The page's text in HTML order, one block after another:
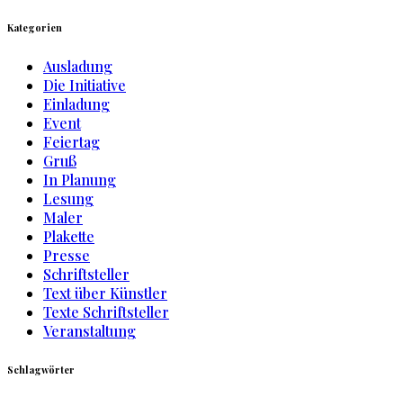
Kategorien
Ausladung
Die Initiative
Einladung
Event
Feiertag
Gruß
In Planung
Lesung
Maler
Plakette
Presse
Schriftsteller
Text über Künstler
Texte Schriftsteller
Veranstaltung
Schlagwörter